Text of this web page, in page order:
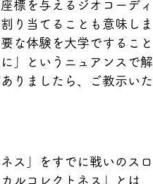
標を与えるジオコーディ
り当てることも意味しま
な体験を大学ですること
」というニュアンスで解
りましたら、ご教示いた
ス」をすでに戦いのスロ
ルコレクトネス」とは、